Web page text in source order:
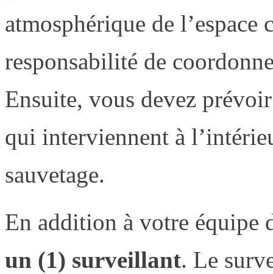
atmosphérique de
responsabilité de
Ensuite, vous devez
qui interviennent à
sauvetage.
En addition à votre équipe
un (1) surveillant. Le